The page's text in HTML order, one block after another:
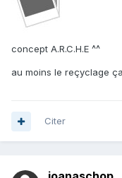
concept A.R.C.H.E ^^
au moins le reçyclage
Citer